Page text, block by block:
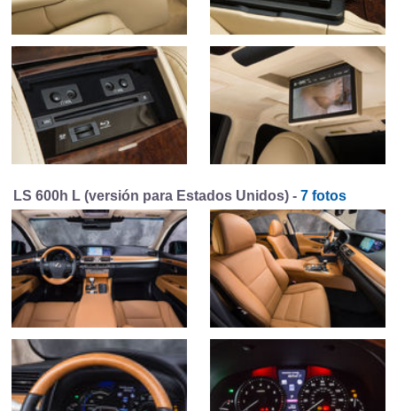
LS 600h L (versión para Estados Unidos) - 7 fotos